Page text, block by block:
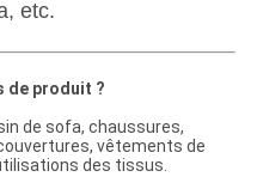
etc.
de produit ?
de sofa, chaussures,
vêtements de
des tissus.